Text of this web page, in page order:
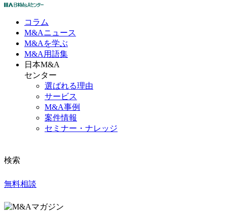
コラム
M&Aニュース
M&Aを学ぶ
M&A 用語集
日本M&A
センター
選ばれる理由
サービス
M&A事例
案件情報
セミナー・ナレッジ
検索
無料相談